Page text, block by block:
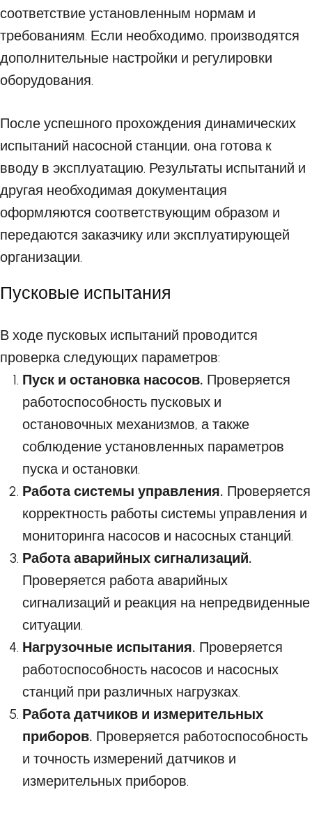
соответствие установленным нормам и
требованиям. Если необходимо, производятся
дополнительные настройки и регулировки
оборудования.
После успешного прохождения динамических
испытаний насосной станции, она готова к
вводу в эксплуатацию. Результаты испытаний и
другая необходимая документация
оформляются соответствующим образом и
передаются заказчику или эксплуатирующей
организации.
Пусковые испытания
В ходе пусковых испытаний проводится
проверка следующих параметров:
Пуск и остановка насосов. Проверяется
работоспособность пусковых и
остановочных механизмов, а также
соблюдение установленных параметров
пуска и остановки.
Работа системы управления. Проверяется
корректность работы системы управления и
мониторинга насосов и насосных станций.
Работа аварийных сигнализаций.
Проверяется работа аварийных
сигнализаций и реакция на непредвиденные
ситуации.
Нагрузочные испытания. Проверяется
работоспособность насосов и насосных
станций при различных нагрузках.
Работа датчиков и измерительных
приборов. Проверяется работоспособность
и точность измерений датчиков и
измерительных приборов.